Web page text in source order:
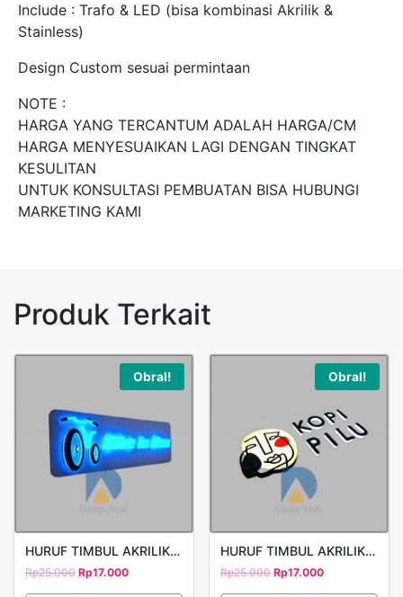
Include : Trafo & LED (bisa kombinasi Akrilik &
Stainless)
Design Custom sesuai permintaan
NOTE :
HARGA YANG TERCANTUM ADALAH HARGA/CM
HARGA MENYESUAIKAN LAGI DENGAN TINGKAT
KESULITAN
UNTUK KONSULTASI PEMBUATAN BISA HUBUNGI
MARKETING KAMI
Produk Terkait
Obral!
HURUF TIMBUL AKRILIK BIKE MODEL 2
Rp25.000 Rp17.000
Obral!
HURUF TIMBUL AKRILIK KOPI PILU 2
Rp25.000 Rp17.000